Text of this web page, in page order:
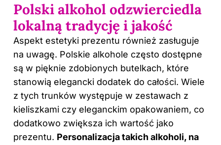
Polski alkohol odzwierciedla
lokalną tradycję i jakość
Aspekt estetyki prezentu również zasługuje
na uwagę. Polskie alkohole często dostępne
są w pięknie zdobionych butelkach, które
stanowią elegancki dodatek do całości. Wiele
z tych trunków występuje w zestawach z
kieliszkami czy eleganckim opakowaniem, co
dodatkowo zwiększa ich wartość jako
prezentu. Personalizacja takich alkoholi, na